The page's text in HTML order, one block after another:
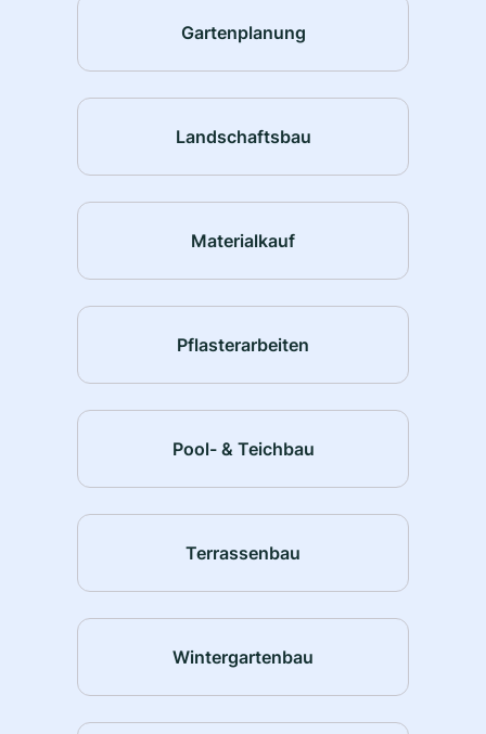
Gartenplanung
Landschaftsbau
Materialkauf
Pflasterarbeiten
Pool- & Teichbau
Terrassenbau
Wintergartenbau